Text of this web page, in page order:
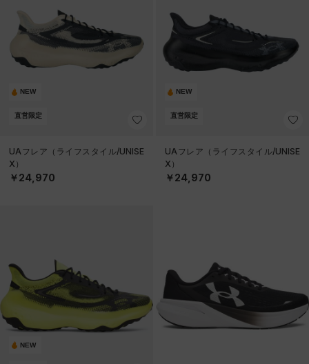
NEW
直営限定
UAフレア（ライフスタイル/UNISE
X）
￥24,970
NEW
直営限定
UAフレア（ライフスタイル/UNISE
X）
￥24,970
NEW